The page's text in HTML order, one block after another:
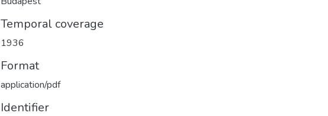
Temporal coverage
1936
Format
application/pdf
Identifier